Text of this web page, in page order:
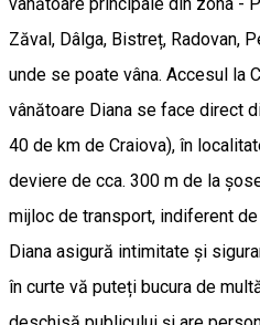
Zăval, Dâlga, Bistreț, Radovan,
unde se poate vâna. Accesul la
vânătoare Diana se face direct
40 de km de Craiova), în
deviere de cca. 300 m de la
mijloc de transport, indiferent
Diana asigură intimitate și
în curte vă puteți bucura de